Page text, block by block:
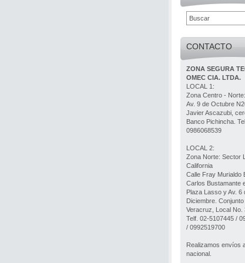
CONTACTO
ZONA SEGURA
OMEC CIA. LTDA.
LOCAL 1:
Zona Centro - Norte:
Av. 9 de Octubre
Javier Ascazubi,
Banco Pichincha.
0986068539
LOCAL 2:
Zona Norte: Sector
California
Calle Fray Murialdo
Carlos Bustamante
Plaza Lasso y Av. 6
Diciembre.
Veracruz, Local No.
Telf. 02-5107445 /
/ 0992519700
Realizamos envíos
nacional.